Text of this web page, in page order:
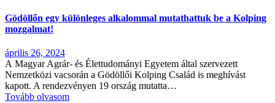
Gödöllőn egy különleges alkalommal mutathattuk be a Kolping
mozgalmat!
április 26, 2024
A Magyar Agrár- és Élettudományi Egyetem által szervezett
Nemzetközi vacsorán a Gödöllői Kolping Család is meghívást
kapott. A rendezvényen 19 ország mutatta…
Tovább olvasom